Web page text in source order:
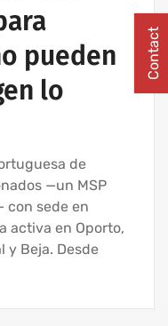
pueden
lo
de
—un MSP
con sede en
activa en Oporto,
y Beja. Desde
Contact